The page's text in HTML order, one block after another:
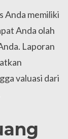
Anda memiliki
Anda olah
Laporan
valuasi dari